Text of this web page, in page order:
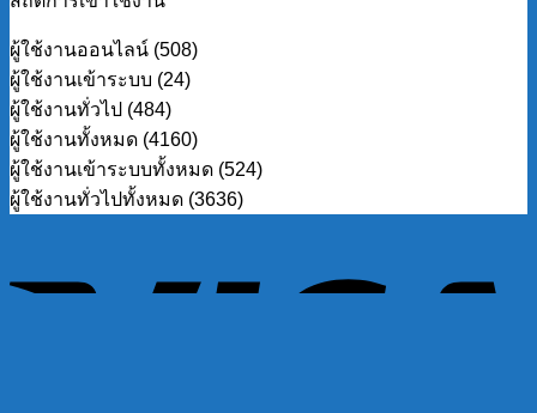
ผู้ใช้งานออนไลน์ (508)
ผู้ใช้งานเข้าระบบ (24)
ผู้ใช้งานทั่วไป (484)
ผู้ใช้งานทั้งหมด (4160)
ผู้ใช้งานเข้าระบบทั้งหมด (524)
ผู้ใช้งานทั่วไปทั้งหมด (3636)